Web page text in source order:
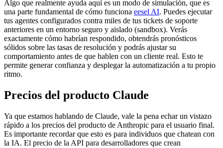
Algo que realmente ayuda aquí es un modo de simulación, que es
una parte fundamental de cómo funciona eesel AI. Puedes ejecutar
tus agentes configurados contra miles de tus tickets de soporte
anteriores en un entorno seguro y aislado (sandbox). Verás
exactamente cómo habrían respondido, obtendrás pronósticos
sólidos sobre las tasas de resolución y podrás ajustar su
comportamiento antes de que hablen con un cliente real. Esto te
permite generar confianza y desplegar la automatización a tu propio
ritmo.
Precios del producto Claude
Ya que estamos hablando de Claude, vale la pena echar un vistazo
rápido a los precios del producto de Anthropic para el usuario final.
Es importante recordar que esto es para individuos que chatean con
la IA. El precio de la API para desarrolladores que crean